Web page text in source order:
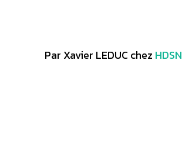
Par Xavier LEDUC chez HDSN